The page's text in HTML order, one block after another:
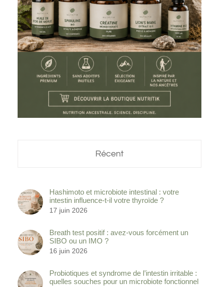
Récent
Hashimoto et microbiote intestinal : votre
intestin influence-t-il votre thyroïde ?
17 juin 2026
Breath test positif : avez-vous forcément un
SIBO ou un IMO ?
16 juin 2026
Probiotiques et syndrome de l’intestin irritable :
quelles souches pour un microbiote fonctionnel